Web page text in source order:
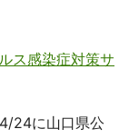
ス感染症対策サ
24に山口県公